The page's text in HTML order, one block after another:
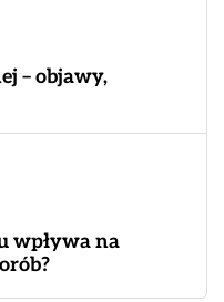
– objawy,
wpływa na